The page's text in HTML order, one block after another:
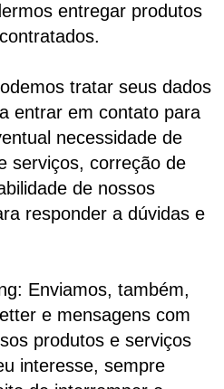
entregar produtos
tratar seus dados
entrar em contato para
necessidade de
serviços, correção de
de nossos
responder a dúvidas e
Enviamos, também,
e mensagens com
produtos e serviços
interesse, sempre